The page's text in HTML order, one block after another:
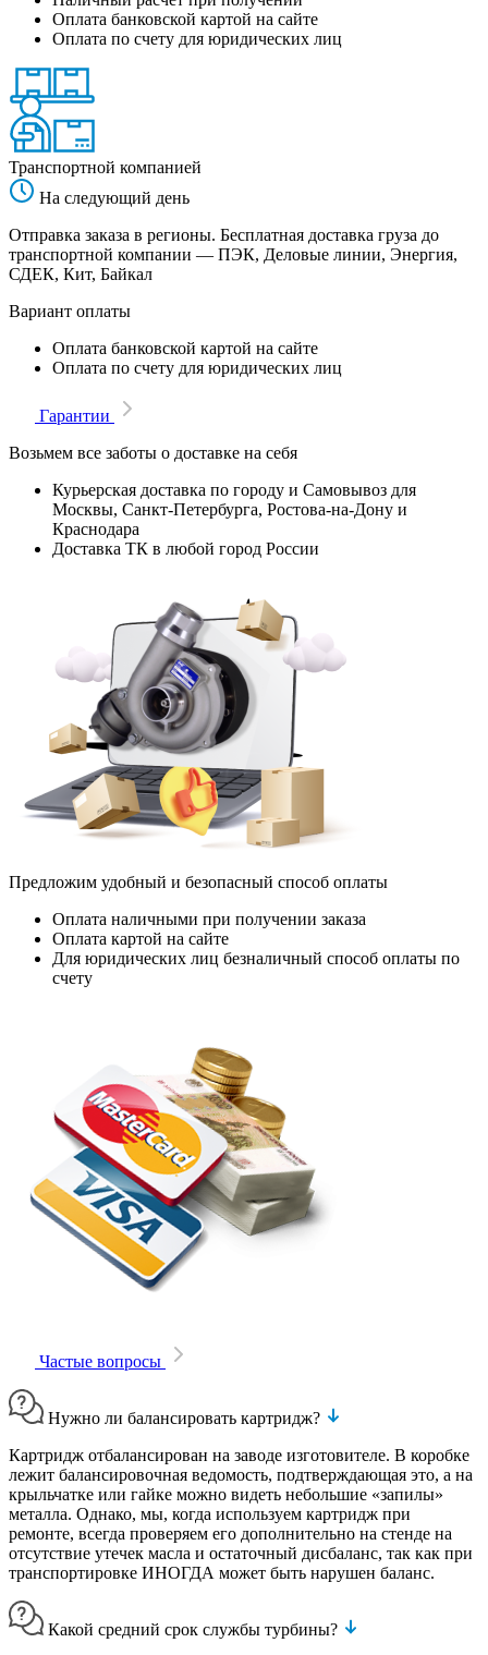
Оплата банковской картой на сайте
Оплата по счету для юридических лиц
Транспортной компанией
На следующий день
Отправка заказа в регионы. Бесплатная доставка груза до
транспортной компании — ПЭК, Деловые линии, Энергия,
СДЕК, Кит, Байкал
Вариант оплаты
Оплата банковской картой на сайте
Оплата по счету для юридических лиц
Гарантии
Возьмем все заботы о доставке на себя
Курьерская доставка по городу и Самовывоз для
Москвы, Санкт-Петербурга, Ростова-на-Дону и
Краснодара
Доставка ТК в любой город России
Предложим удобный и безопасный способ оплаты
Оплата наличными при получении заказа
Оплата картой на сайте
Для юридических лиц безналичный способ оплаты по
счету
Частые вопросы
Нужно ли балансировать картридж?
Картридж отбалансирован на заводе изготовителе. В коробке
лежит балансировочная ведомость, подтверждающая это, а на
крыльчатке или гайке можно видеть небольшие «запилы»
металла. Однако, мы, когда используем картридж при
ремонте, всегда проверяем его дополнительно на стенде на
отсутствие утечек масла и остаточный дисбаланс, так как при
транспортировке ИНОГДА может быть нарушен баланс.
Какой средний срок службы турбины?